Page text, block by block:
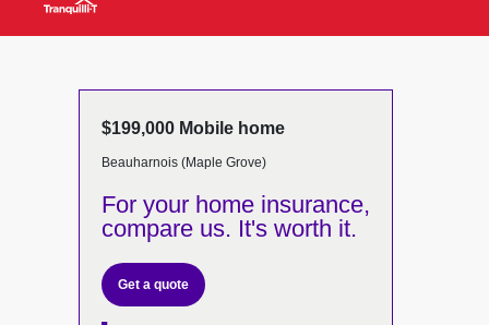
$199,000 Mobile home
Beauharnois (Maple Grove)
For your home insurance,
compare us. It's worth it.
Get a quote